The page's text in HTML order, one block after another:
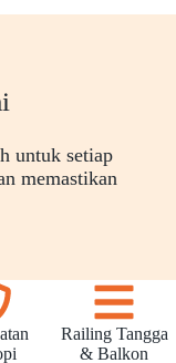
untuk setiap
memastikan
Railing Tangga
& Balkon